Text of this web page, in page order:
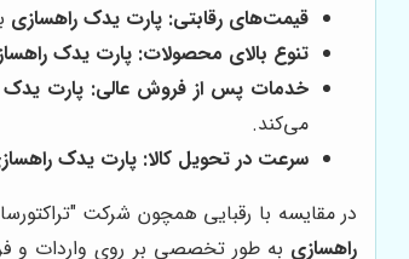
قیمت‌های رقابتی: پارت یدک راهسازی
تنوع بالای محصولات: پارت یدک
خدمات پس از فروش عالی: پارت یدک
می‌کند.
سرعت در تحویل کالا: پارت یدک
در مقایسه با رقبایی همچون شرکت
راهسازی به طور تخصصی بر روی واردات و